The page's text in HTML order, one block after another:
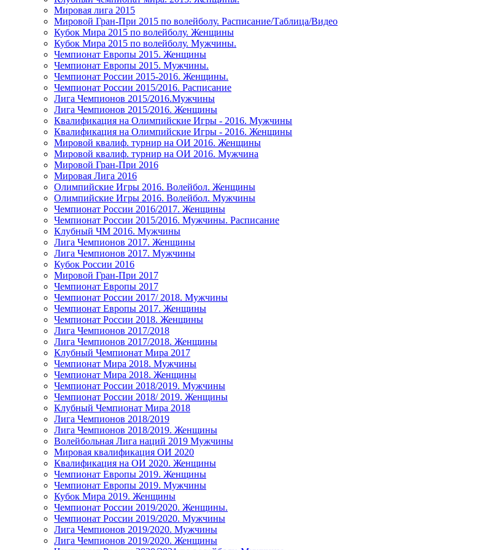
Мировая лига 2015
Мировой Гран-При 2015 по волейболу. Расписание/Таблица/Видео
Кубок Мира 2015 по волейболу. Женщины
Кубок Мира 2015 по волейболу. Мужчины.
Чемпионат Европы 2015. Женщины
Чемпионат Европы 2015. Мужчины.
Чемпионат России 2015-2016. Женщины.
Чемпионат России 2015/2016. Расписание
Лига Чемпионов 2015/2016.Мужчины
Лига Чемпионов 2015/2016. Женщины
Квалификация на Олимпийские Игры - 2016. Мужчины
Квалификация на Олимпийские Игры - 2016. Женщины
Мировой квалиф. турнир на ОИ 2016. Женщины
Мировой квалиф. турнир на ОИ 2016. Мужчина
Мировой Гран-При 2016
Мировая Лига 2016
Олимпийские Игры 2016. Волейбол. Женщины
Олимпийские Игры 2016. Волейбол. Мужчины
Чемпионат России 2016/2017. Женщины
Чемпионат России 2015/2016. Мужчины. Расписание
Клубный ЧМ 2016. Мужчины
Лига Чемпионов 2017. Женщины
Лига Чемпионов 2017. Мужчины
Кубок России 2016
Мировой Гран-При 2017
Чемпионат Европы 2017
Чемпионат России 2017/ 2018. Мужчины
Чемпионат Европы 2017. Женщины
Чемпионат России 2018. Женщины
Лига Чемпионов 2017/2018
Лига Чемпионов 2017/2018. Женщины
Клубный Чемпионат Мира 2017
Чемпионат Мира 2018. Мужчины
Чемпионат Мира 2018. Женщины
Чемпионат России 2018/2019. Мужчины
Чемпионат России 2018/ 2019. Женщины
Клубный Чемпионат Мира 2018
Лига Чемпионов 2018/2019
Лига Чемпионов 2018/2019. Женщины
Волейбольная Лига наций 2019 Мужчины
Мировая квалификация ОИ 2020
Квалификация на ОИ 2020. Женщины
Чемпионат Европы 2019. Женщины
Чемпионат Европы 2019. Мужчины
Кубок Мира 2019. Женщины
Чемпионат России 2019/2020. Женщины.
Чемпионат России 2019/2020. Мужчины
Лига Чемпионов 2019/2020. Мужчины
Лига Чемпионов 2019/2020. Женщины